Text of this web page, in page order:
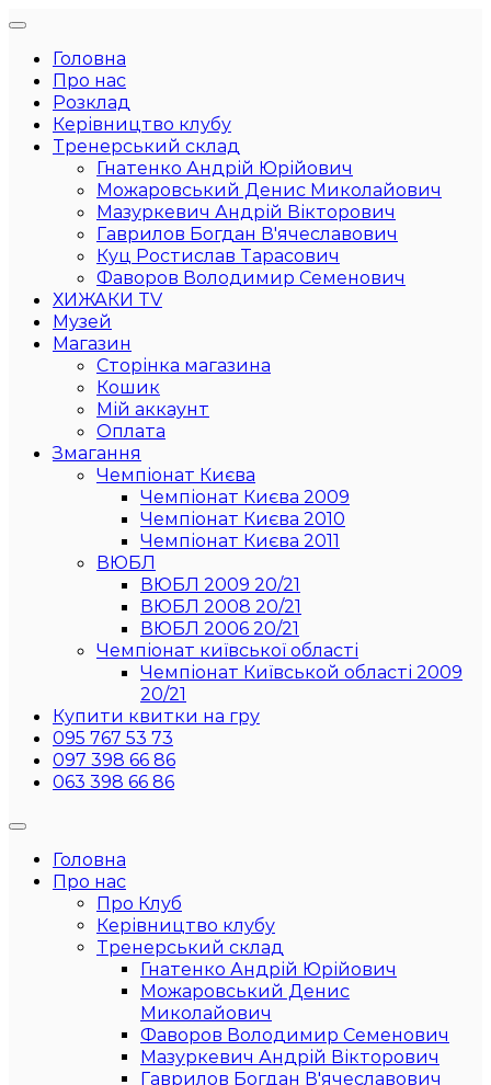
Головна
Про нас
Розклад
Керівництво клубу
Тренерський склад
Гнатенко Андрій Юрійович
Можаровський Денис Миколайович
Мазуркевич Андрій Вікторович
Гаврилов Богдан В'ячеславович
Куц Ростислав Тарасович
Фаворов Володимир Семенович
ХИЖАКИ TV
Музей
Магазин
Сторінка магазина
Кошик
Мій аккаунт
Оплата
Змагання
Чемпіонат Києва
Чемпіонат Києва 2009
Чемпіонат Києва 2010
Чемпіонат Києва 2011
ВЮБЛ
ВЮБЛ 2009 20/21
ВЮБЛ 2008 20/21
ВЮБЛ 2006 20/21
Чемпіонат київської області
Чемпіонат Київськой області 2009
20/21
Купити квитки на гру
095 767 53 73
097 398 66 86
063 398 66 86
Головна
Про нас
Про Клуб
Керівництво клубу
Тренерський склад
Гнатенко Андрій Юрійович
Можаровський Денис
Миколайович
Фаворов Володимир Семенович
Мазуркевич Андрій Вікторович
Гаврилов Богдан В'ячеславович